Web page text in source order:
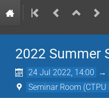
2022 Summer
24 Jul 2022, 14:00 →
Seminar Room (CTPU